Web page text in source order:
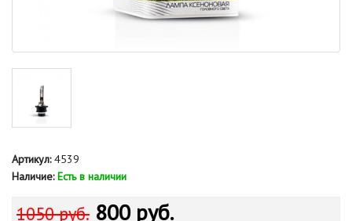
Артикул:4539
Наличие: Есть в наличии
1050 руб. 800 руб.